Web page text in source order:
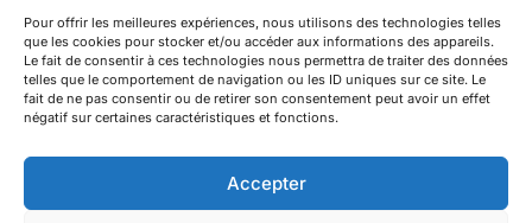
Pour offrir les meilleures expériences, nous utilisons des technologies telles
que les cookies pour stocker et/ou accéder aux informations des appareils.
Le fait de consentir à ces technologies nous permettra de traiter des données
telles que le comportement de navigation ou les ID uniques sur ce site. Le
fait de ne pas consentir ou de retirer son consentement peut avoir un effet
négatif sur certaines caractéristiques et fonctions.
Accepter